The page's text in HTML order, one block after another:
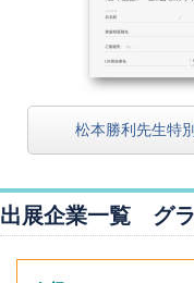
松本勝利先生特
出展企業一覧 グ